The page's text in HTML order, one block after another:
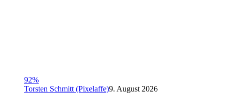
92%
Torsten Schmitt (Pixelaffe)9. August 2026